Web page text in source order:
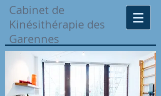
Cabinet de
Kinésithérapie des
Garennes